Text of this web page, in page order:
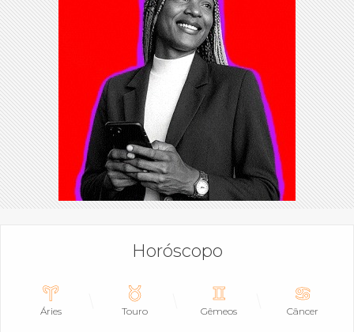
Horóscopo
Áries Touro Gêmeos Câncer